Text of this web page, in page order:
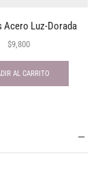
Acero Luz-Dorada
$9,800
AL CARRITO